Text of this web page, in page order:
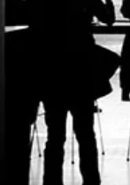
d'emploi